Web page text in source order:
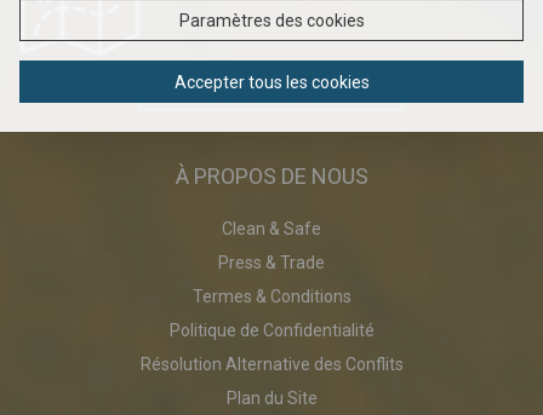
DOWNLOAD PDF
À PROPOS DE NOUS
Clean & Safe
Press & Trade
Termes & Conditions
Politique de Confidentialité
Résolution Alternative des Conflits
Plan du Site
Paramètres des cookies
Accepter tous les cookies